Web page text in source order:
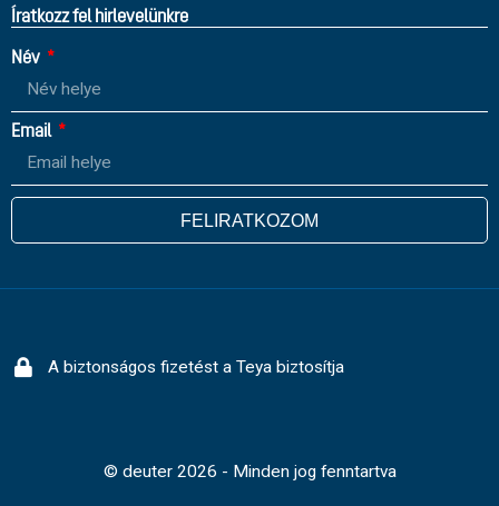
Íratkozz fel hirlevelünkre
Név
Email
FELIRATKOZOM
A biztonságos fizetést a Teya biztosítja
© deuter 2026 - Minden jog fenntartva